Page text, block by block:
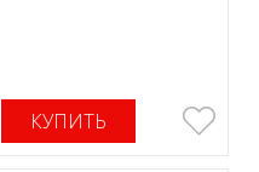
КУПИТЬ